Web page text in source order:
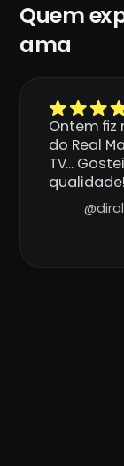
Quem
ama
Ontem fiz
do Real
TV...